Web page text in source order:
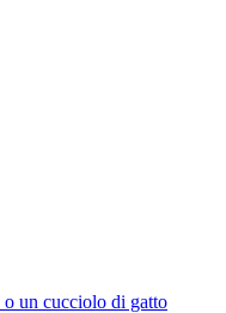
un cucciolo di gatto